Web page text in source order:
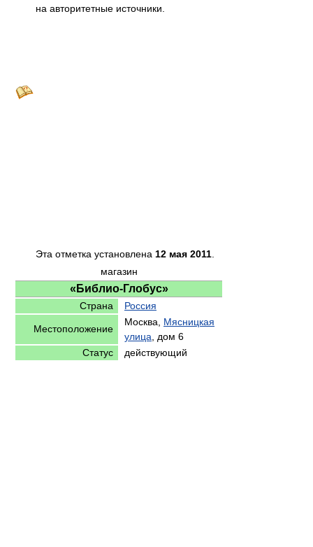
на авторитетные источники.
Эта отметка установлена 12 мая 2011
магазин
«Библио-Глобус»
Страна Россия
Местоположение
Москва, Мясницкая
улица , дом 6
Статус
действующий